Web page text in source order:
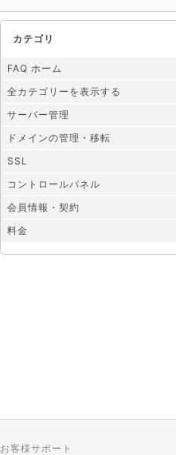
カテゴリ
FAQ ホーム
全カテゴリーを表示する
サーバー管理
ドメインの管理・移転
SSL
コントロールパネル
会員情報・契約
料金
お客様サポート